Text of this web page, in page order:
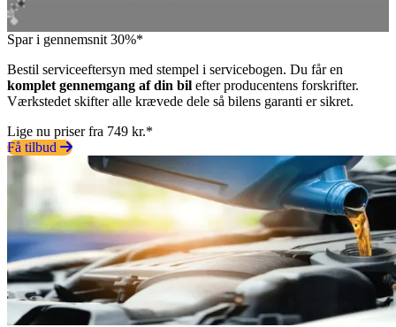
Spar i gennemsnit 30%*
Bestil serviceeftersyn med stempel i servicebogen. Du får en
komplet gennemgang af din bil efter producentens forskrifter.
Værkstedet skifter alle krævede dele så bilens garanti er sikret.
Lige nu priser fra 749 kr.*
Få tilbud